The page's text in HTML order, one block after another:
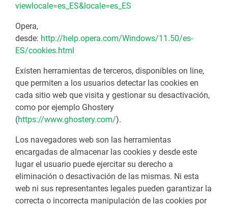
viewlocale=es_ES&locale=es_ES
Opera,
desde: http://help.opera.com/Windows/11.50/es-
ES/cookies.html
Existen herramientas de terceros, disponibles on line,
que permiten a los usuarios detectar las cookies en
cada sitio web que visita y gestionar su desactivación,
como por ejemplo Ghostery
(https://www.ghostery.com/).
Los navegadores web son las herramientas
encargadas de almacenar las cookies y desde este
lugar el usuario puede ejercitar su derecho a
eliminación o desactivación de las mismas. Ni esta
web ni sus representantes legales pueden garantizar la
correcta o incorrecta manipulación de las cookies por